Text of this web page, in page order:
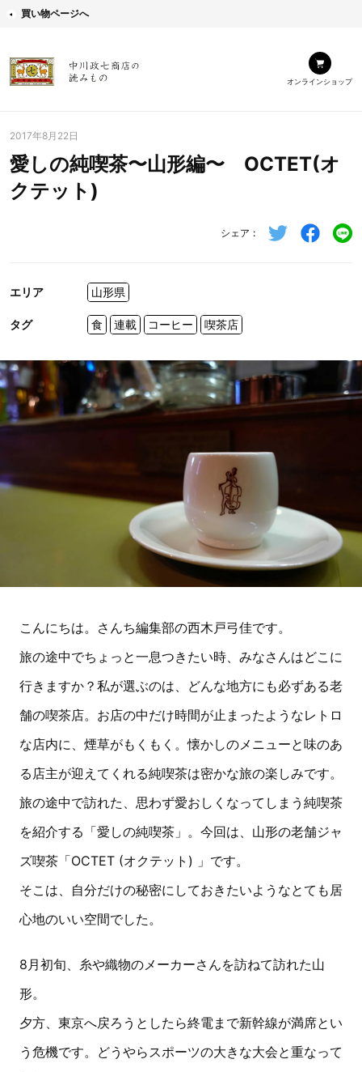
買い物ページへ
オンラインショップ
2017年8月22日
愛しの純喫茶〜山形編〜 OCTET(オ
クテット)
シェア
エリア 山形県
タグ 食 連載 コーヒー 喫茶店
こんにちは。さんち編集部の西木戸弓佳です。
旅の途中でちょっと一息つきたい時、みなさんはどこに
行きますか？私が選ぶのは、どんな地方にも必ずある老
舗の喫茶店。お店の中だけ時間が止まったようなレトロ
な店内に、煙草がもくもく。懐かしのメニューと味のあ
る店主が迎えてくれる純喫茶は密かな旅の楽しみです。
旅の途中で訪れた、思わず愛おしくなってしまう純喫茶
を紹介する「愛しの純喫茶」。今回は、山形の老舗ジャ
ズ喫茶「OCTET (オクテット) 」です。
そこは、自分だけの秘密にしておきたいようなとても居
心地のいい空間でした。
8月初旬、糸や織物のメーカーさんを訪ねて訪れた山
形。
夕方、東京へ戻ろうとしたら終電まで新幹線が満席とい
う危機です。どうやらスポーツの大きな大会と重なって